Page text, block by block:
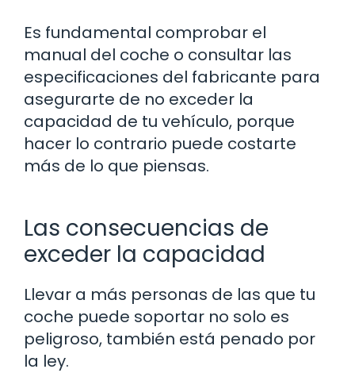
Es fundamental comprobar el
manual del coche o consultar las
especificaciones del fabricante para
asegurarte de no exceder la
capacidad de tu vehículo, porque
hacer lo contrario puede costarte
más de lo que piensas.
Las consecuencias de
exceder la capacidad
Llevar a más personas de las que tu
coche puede soportar no solo es
peligroso, también está penado por
la ley.